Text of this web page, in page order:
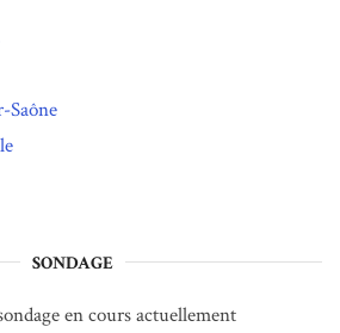
SONDAGE
en cours actuellement